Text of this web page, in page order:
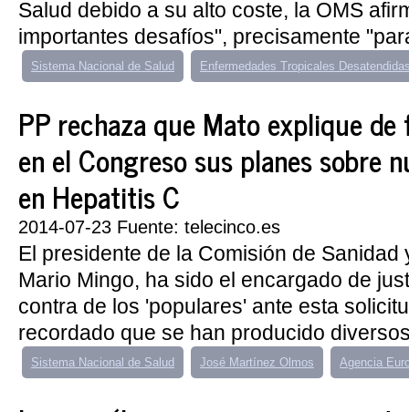
Salud debido a su alto coste, la OMS
importantes desafíos", precisamente
Sistema Nacional de Salud Enfermedades Tropicales
PP rechaza que Mato explique
en el Congreso sus planes sobre
en Hepatitis C
2014-07-23 Fuente: telecinco.es
El presidente de la Comisión de Sanidad
Mario Mingo, ha sido el encargado de
contra de los 'populares' ante esta
recordado que se han producido
Sistema Nacional de Salud José Martínez Olmos Agencia